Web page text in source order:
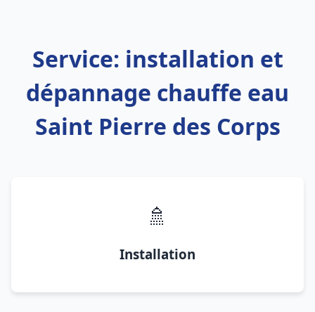
Service: installation et
dépannage chauffe eau
Saint Pierre des Corps
🚿
Installation